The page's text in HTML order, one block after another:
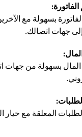
جهات اتصالك.
بسهولة من جهات
المعلقة مع خيار